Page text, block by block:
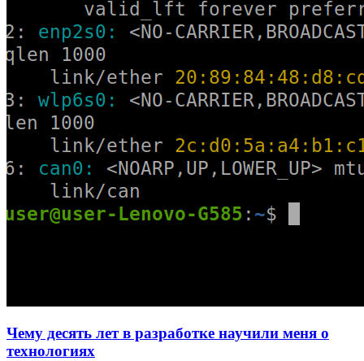
Чему десять лет в разработке научили меня о
технологиях